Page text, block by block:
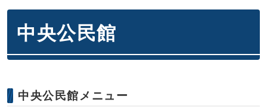
中央公民館
中央公民館メニュー